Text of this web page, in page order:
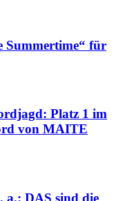
Summertime“ für
Platz 1 im
von MAITE
DAS sind die